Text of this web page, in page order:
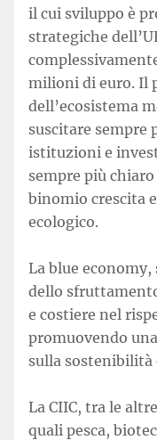
il cui sviluppo è
strategiche
milioni di euro. Il
dell’ecosistema
suscitare sempre
istituzioni e
sempre più
binomio crescita
ecologico.
La blue
dello
e costiere nel
promuovendo
sulla sostenibilità
La CIIC, tra le
quali pesca,